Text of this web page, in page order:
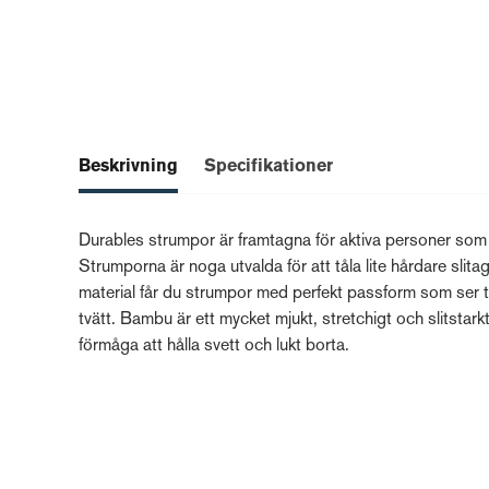
Beskrivning Specifikationer
Durables strumpor är framtagna för aktiva personer
Strumporna är noga utvalda för att tåla lite hårdare
material får du strumpor med perfekt passform som
tvätt. Bambu är ett mycket mjukt, stretchigt och
förmåga att hålla svett och lukt borta.